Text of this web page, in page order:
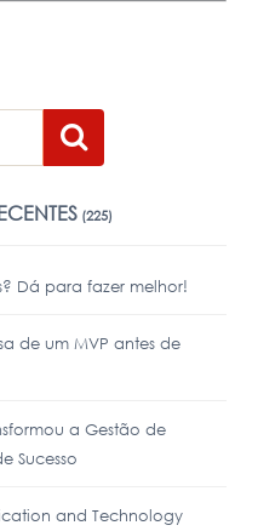
(225)
Dá para fazer melhor!
de um MVP antes de
a Gestão de
Sucesso
and Technology